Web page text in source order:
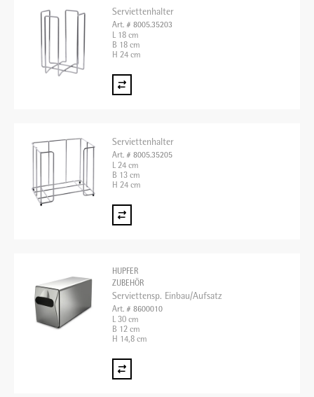
Serviettenhalter
Art. # 8005.35203
L 18 cm
B 18 cm
H 24 cm
Serviettenhalter
Art. # 8005.35205
L 24 cm
B 13 cm
H 24 cm
HUPFER
ZUBEHÖR
Serviettensp. Einbau/Aufsatz
Art. # 8600010
L 30 cm
B 12 cm
H 14,8 cm